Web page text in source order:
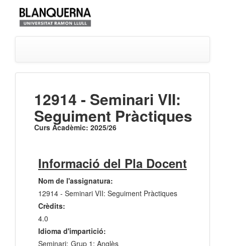
12914 - Seminari VII:
Seguiment Pràctiques
Curs Acadèmic: 2025/26
Informació del Pla Docent
Nom de l'assignatura:
12914 - Seminari VII: Seguiment Pràctiques
Crèdits:
4.0
Idioma d'impartició:
Seminari: Grup 1: Anglès